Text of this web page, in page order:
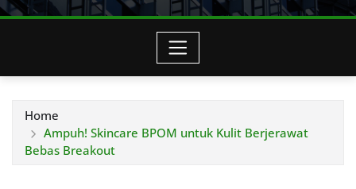
Home
Ampuh! Skincare BPOM untuk Kulit Berjerawat
Bebas Breakout